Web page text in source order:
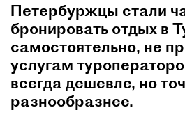
Петербуржцы стали
бронировать отдых в
самостоятельно, не
услугам
всегда дешевле, но
разнообразнее.